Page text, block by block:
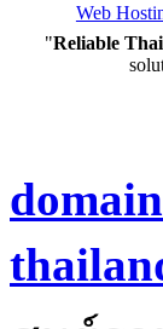
Web
"Reliable